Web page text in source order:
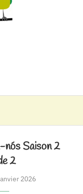
nós Saison 2
2
2026